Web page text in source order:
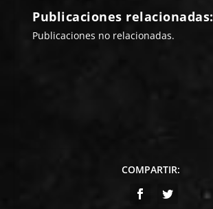
Publicaciones relacionadas:
Publicaciones no relacionadas.
COMPARTIR: